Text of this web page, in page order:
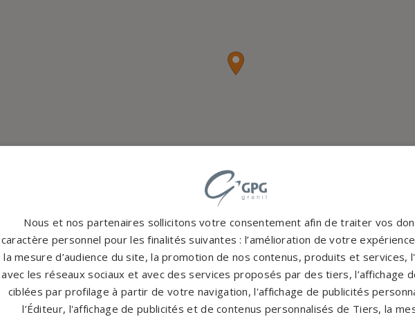
Nous et nos partenaires sollicitons votre consentement afin de traiter vos
caractère personnel pour les finalités suivantes : l’amélioration de votre
la mesure d’audience du site, la promotion de nos contenus, produits et services,
avec les réseaux sociaux et avec des services proposés par des tiers, l’affichage
ciblées par profilage à partir de votre navigation, l'affichage de publicités
l’Éditeur, l'affichage de publicités et de contenus personnalisés de Tiers, la